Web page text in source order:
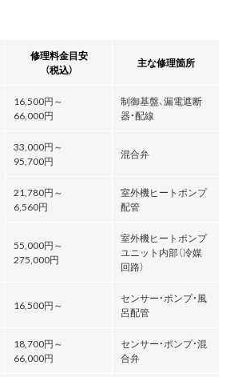
修理料金目安
（税込）
主な修理箇所
16,500円～
66,000円
制御基盤、漏電遮断
器・配線
33,000円～
95,700円
混合弁
21,780円～
6,560円
室外機ヒートポンプ
配管
55,000円～
275,000円
室外機ヒートポンプ
ユニット内部（冷媒
回路）
16,500円～
センサー・ポンプ・風
呂配管
18,700円～
66,000円
センサー・ポンプ・混
合弁